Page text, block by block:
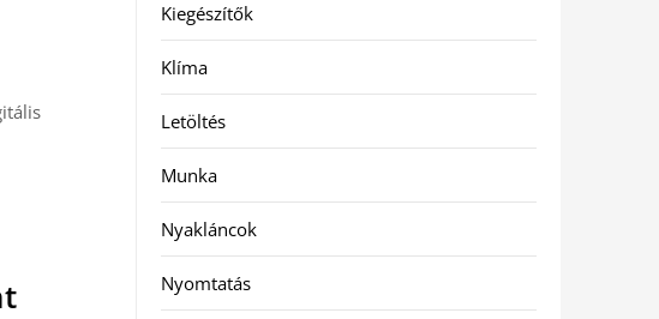
Kiegészítők
Klíma
Letöltés
Munka
Nyakláncok
Nyomtatás